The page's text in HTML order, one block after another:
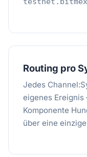
Routing pro
Jedes
eigenes
Komponente
über eine